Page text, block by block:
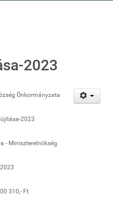
2023
Önkormányzata
2023
- Miniszterelnökség
310,- Ft